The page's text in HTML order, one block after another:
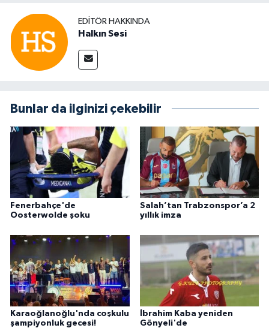
EDITÖR HAKKINDA
Halkın Sesi
Bunlar da ilginizi çekebilir
Fenerbahçe'de
Oosterwolde şoku
Salah’tan Trabzonspor’a 2
yıllık imza
Karaoğlanoğlu'nda coşkulu
şampiyonluk gecesi!
İbrahim Kaba yeniden
Gönyeli'de